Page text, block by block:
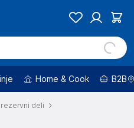
Home & Cook B2B
deli